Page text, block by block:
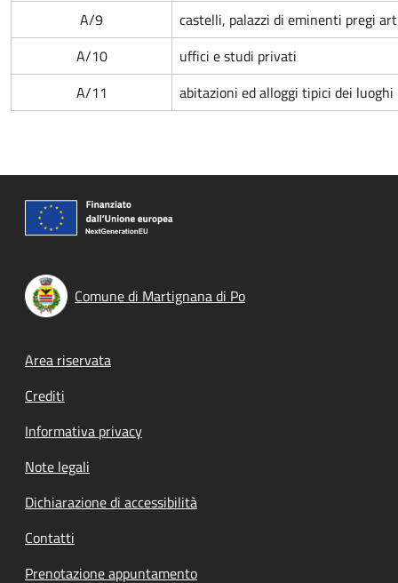
A/9
castelli, palazzi di eminenti pregi
A/10
uffici e studi privati
A/11
abitazioni ed alloggi tipici dei luoghi
Comune di Martignana di Po
Footer menu
Area riservata
Crediti
Informativa privacy
Note legali
Dichiarazione di accessibilità
Contatti
Prenotazione appuntamento